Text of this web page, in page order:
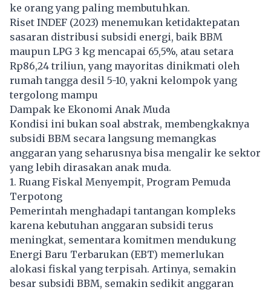
ke orang yang paling membutuhkan.
Riset INDEF (2023) menemukan ketidaktepatan
sasaran distribusi subsidi energi, baik BBM
maupun LPG 3 kg mencapai 65,5%, atau setara
Rp86,24 triliun, yang mayoritas dinikmati oleh
rumah tangga desil 5-10, yakni kelompok yang
tergolong mampu
Dampak ke Ekonomi Anak Muda
Kondisi ini bukan soal abstrak, membengkaknya
subsidi BBM secara langsung memangkas
anggaran yang seharusnya bisa mengalir ke sektor
yang lebih dirasakan anak muda.
1. Ruang Fiskal Menyempit, Program Pemuda
Terpotong
Pemerintah menghadapi tantangan kompleks
karena kebutuhan anggaran subsidi terus
meningkat, sementara komitmen mendukung
Energi Baru Terbarukan (EBT) memerlukan
alokasi fiskal yang terpisah. Artinya, semakin
besar subsidi BBM, semakin sedikit anggaran